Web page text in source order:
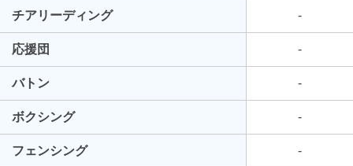
チアリーディング -
応援団 -
バトン -
ボクシング -
フェンシング -